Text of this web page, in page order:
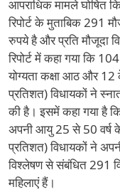
आपराधिक मामले घोषित
रिपोर्ट के मुताबिक 291
रुपये है और प्रति मौजूदा
रिपोर्ट में कहा गया कि
योग्यता कक्षा आठ और
प्रतिशत) विधायकों ने
की है। इसमें कहा गया है
अपनी आयु 25 से 50 वर्ष
प्रतिशत) विधायकों ने
विश्लेषण से संबंधित 291
महिलाएं हैं।